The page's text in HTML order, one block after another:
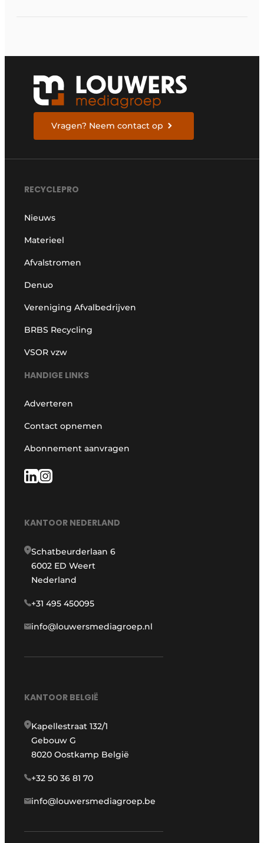
Vragen? Neem contact op
RECYCLEPRO
Nieuws
Materieel
Afvalstromen
Denuo
Vereniging Afvalbedrijven
BRBS Recycling
VSOR vzw
HANDIGE LINKS
Adverteren
Contact opnemen
Abonnement aanvragen
KANTOOR NEDERLAND
Schatbeurderlaan 6
6002 ED Weert
Nederland
+31 495 450095
info@louwersmediagroep.nl
KANTOOR BELGIË
Kapellestraat 132/1
Gebouw G
8020 Oostkamp België
+32 50 36 81 70
info@louwersmediagroep.be